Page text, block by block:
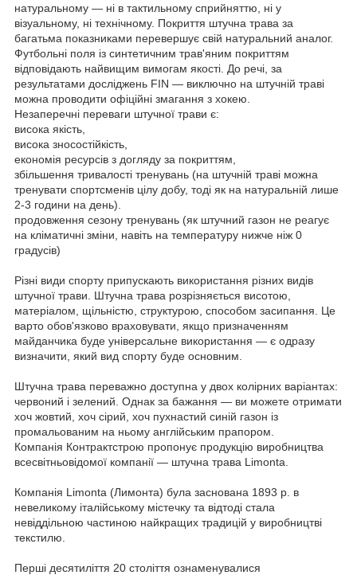
натуральному — ні в тактильному сприйняттю, ні у
візуальному, ні технічному. Покриття штучна трава за
багатьма показниками перевершує свій натуральний аналог.
Футбольні поля із синтетичним трав'яним покриттям
відповідають найвищим вимогам якості. До речі, за
результатами досліджень FIN — виключно на штучній траві
можна проводити офіційні змагання з хокею.
Незаперечні переваги штучної трави є:
висока якість,
висока зносостійкість,
економія ресурсів з догляду за покриттям,
збільшення тривалості тренувань (на штучній траві можна
тренувати спортсменів цілу добу, тоді як на натуральній лише
2-3 години на день).
продовження сезону тренувань (як штучний газон не реагує
на кліматичні зміни, навіть на температуру нижче ніж 0
градусів)
Різні види спорту припускають використання різних видів
штучної трави. Штучна трава розрізняється висотою,
матеріалом, щільністю, структурою, способом засипання. Це
варто обов'язково враховувати, якщо призначенням
майданчика буде універсальне використання — є одразу
визначити, який вид спорту буде основним.
Штучна трава переважно доступна у двох колірних варіантах:
червоний і зелений. Однак за бажання — ви можете отримати
хоч жовтий, хоч сірий, хоч пухнастий синій газон із
промальованим на ньому англійським прапором.
Компанія Контрактстрою пропонує продукцію виробництва
всесвітньовідомої компанії — штучна трава Limonta.
Компанія Limonta (Лимонта) була заснована 1893 р. в
невеликому італійському містечку та відтоді стала
невіддільною частиною найкращих традицій у виробництві
текстилю.
Перші десятиліття 20 століття ознаменувалися